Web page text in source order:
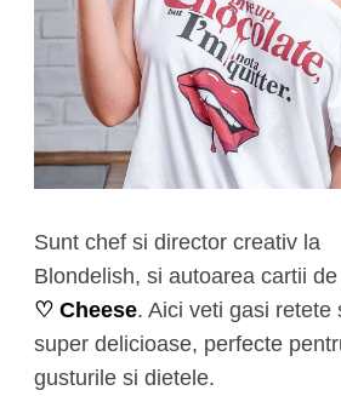
Sunt chef si director creativ la
Blondelish, si autoarea cartii
♡ Cheese. Aici veti gasi retete
super delicioase, perfecte
gusturile si dietele.